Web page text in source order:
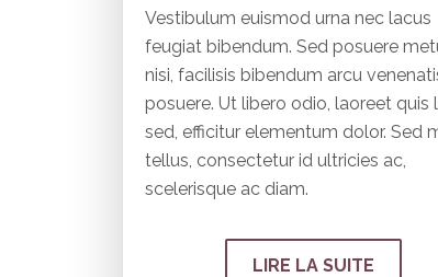
Vestibulum euismod urna nec lacus
feugiat bibendum. Sed posuere
nisi, facilisis bibendum arcu
posuere. Ut libero odio, laoreet quis
sed, efficitur elementum dolor. Sed
tellus, consectetur id ultricies ac,
scelerisque ac diam.
LIRE LA SUITE